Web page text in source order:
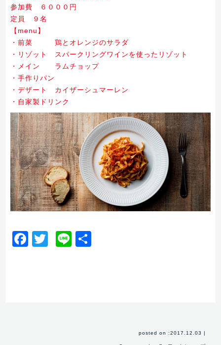
参加費 ６０００円
定員 ９名
【menu】
・前菜 鶏とオレンジのサラダ
・リゾット スパークリングワインを使ったリゾット
・メイン ラムチョップ
・手作りパン
・デザート カイザーシュマーレン
・自家製ドリンク
Facebook
Twitter
Line
posted on :2017.12.03 |